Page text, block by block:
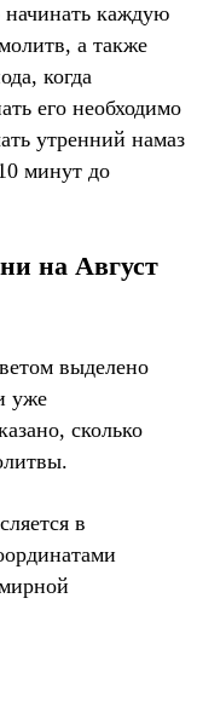
начинать каждую
а также
когда
его необходимо
утренний намаз
минут до
на Август
выделено
уже
сколько
в